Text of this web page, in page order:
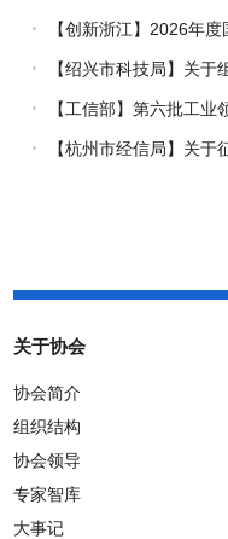
企业推荐工作的通知
【创新浙江】2026年
究专项（试点）项目指南
【绍兴市科技局】关
报工作的通知
【工信部】第六批工
报工作启动
【杭州市经信局】关于
关于协会
协会简介
组织结构
协会领导
专家智库
大事记